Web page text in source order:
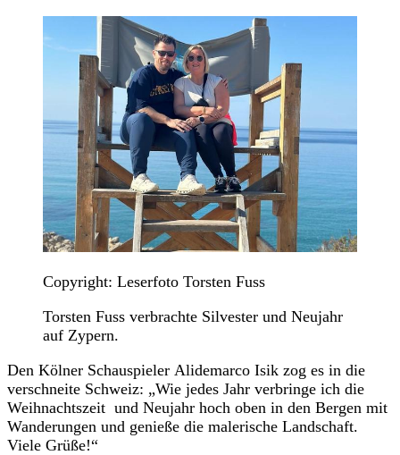
Copyright: Leserfoto Torsten Fuss
Torsten Fuss verbrachte Silvester und Neujahr
auf Zypern.
Den Kölner Schauspieler Alidemarco Isik zog es in die
verschneite Schweiz: „Wie jedes Jahr verbringe ich die
Weihnachtszeit und Neujahr hoch oben in den Bergen mit
Wanderungen und genieße die malerische Landschaft.
Viele Grüße!“